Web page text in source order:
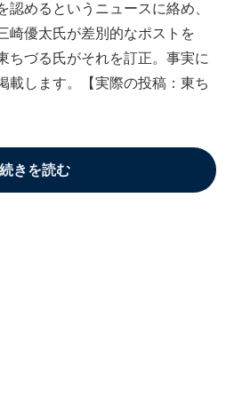
認めるというニュースに絡め、
崎優太氏が差別的なポストを
ちづる氏がそれを訂正。事実に
載します。【実際の投稿：東ち
続きを読む